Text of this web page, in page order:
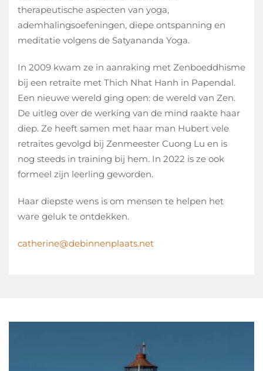
therapeutische aspecten van yoga,
ademhalingsoefeningen, diepe ontspanning en
meditatie volgens de Satyananda Yoga.
In 2009 kwam ze in aanraking met Zenboeddhisme
bij een retraite met Thich Nhat Hanh in Papendal.
Een nieuwe wereld ging open: de wereld van Zen.
De uitleg over de werking van de mind raakte haar
diep. Ze heeft samen met haar man Hubert vele
retraites gevolgd bij Zenmeester Cuong Lu en is
nog steeds in training bij hem. In 2022 is ze ook
formeel zijn leerling geworden.
Haar diepste wens is om mensen te helpen het
ware geluk te ontdekken.
catherine@debinnenplaats.net